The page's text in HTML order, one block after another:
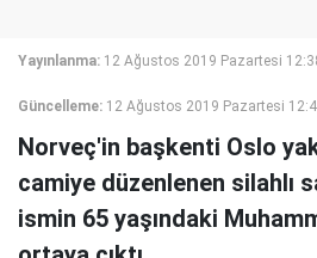
Yayınlanma: 12 Ağustos 2019 Pazartesi
Güncelleme: 12 Ağustos 2019 Pazartesi
Norveç'in başkenti Oslo
camiye düzenlenen silahlı
ismin 65 yaşındaki